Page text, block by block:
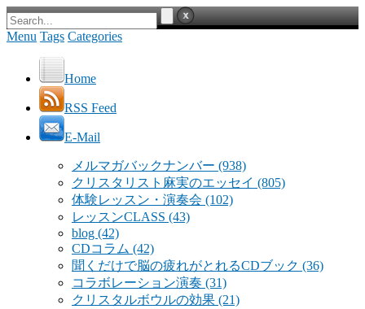
Menu Tags Categories
Home
RSS Feed
E-Mail
メルマガバックナンバー (938)
クリスタリスト麻実のエッセイ (805)
体験レッスン・演奏会 (102)
レッスンCLASS (43)
blog (42)
CDコラム (42)
聞くだけで脳の疲れがとれるCDブック (36)
コラボレーション演奏 (31)
クリスタルボウルの効果 (21)